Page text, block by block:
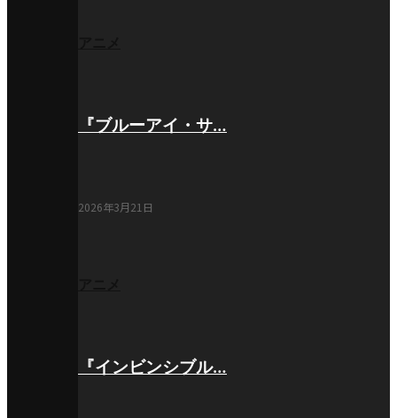
『ブルーアイ・サ…
2026年3月21日
『インビンシブル…